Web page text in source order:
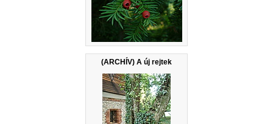
(ARCHÍV) A új rejtek